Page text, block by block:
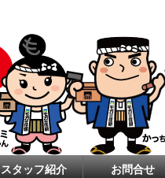
スタッフ紹介 お問合せ